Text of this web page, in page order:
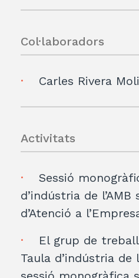
Col·laboradors
Carles Rivera
Activitats
Sessió
d’indústria de
d’Atenció a
El grup de
Taula d’indústria de